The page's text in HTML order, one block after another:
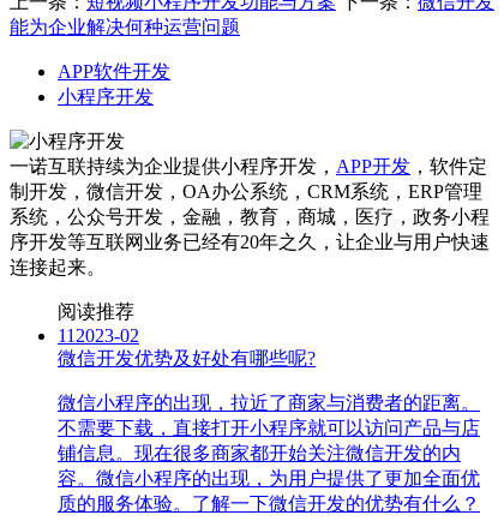
能为企业解决何种运营问题
APP软件开发
小程序开发
一诺互联持续为企业提供小程序开发， APP开发 ，软件定
制开发，微信开发，OA办公系统，CRM系统，ERP管理
系统，公众号开发，金融，教育，商城，医疗，政务小程
序开发等互联网业务已经有20年之久，让企业与用户快速
连接起来。
阅读推荐
11 2023-02
微信开发优势及好处有哪些呢?
微信小程序的出现，拉近了商家与消费者的距离。
不需要下载，直接打开小程序就可以访问产品与店
铺信息。现在很多商家都开始关注微信开发的内
容。微信小程序的出现，为用户提供了更加全面优
质的服务体验。了解一下微信开发的优势有什么？